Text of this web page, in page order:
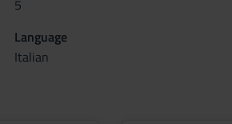
5
Language
Italian